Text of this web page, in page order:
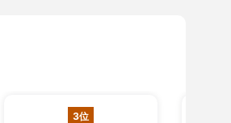
3位